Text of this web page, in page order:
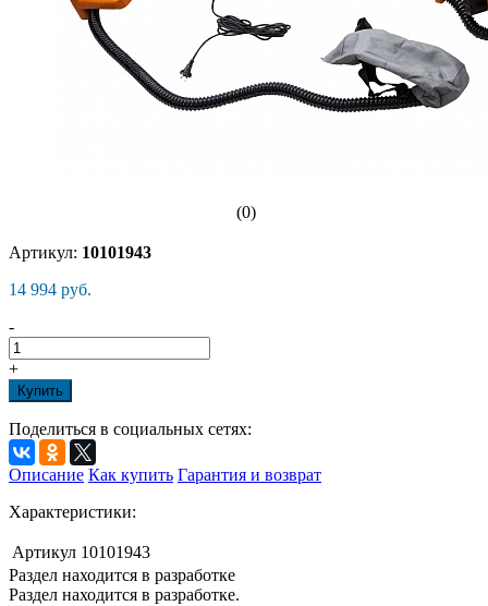
(0)
Артикул: 10101943
14 994 руб.
-
+
Купить
Поделиться в социальных сетях:
Описание Как купить Гарантия и возврат
Характеристики:
Артикул 10101943
Раздел находится в разработке
Раздел находится в разработке.